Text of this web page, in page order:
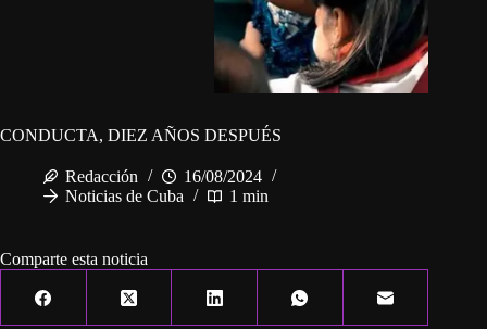
CONDUCTA, DIEZ AÑOS DESPUÉS
Redacción
16/08/2024
Noticias de Cuba
1 min
Comparte esta noticia